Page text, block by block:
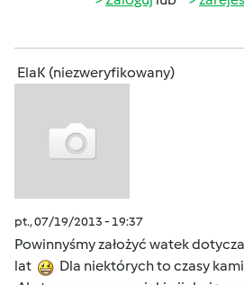
ElaK (niezweryfikowany)
pt., 07/19/2013 - 19:37
Powinnyśmy założyć watek
lat
Dla niektórych to czasy